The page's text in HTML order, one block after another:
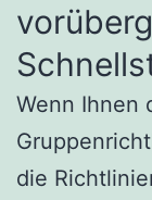
Wenn Ihnen
die